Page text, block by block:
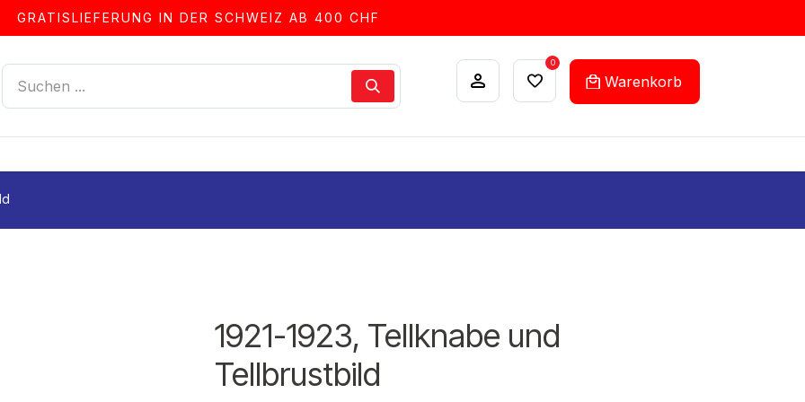
GRATISLIEFERUNG IN DER SCHWEIZ AB 400 CHF
0
Warenkorb
1921-1923, Tellknabe und
Tellbrustbild